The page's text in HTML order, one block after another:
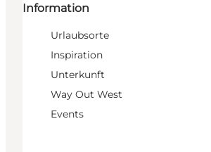
Information
Urlaubsorte
Inspiration
Unterkunft
Way Out West
Events